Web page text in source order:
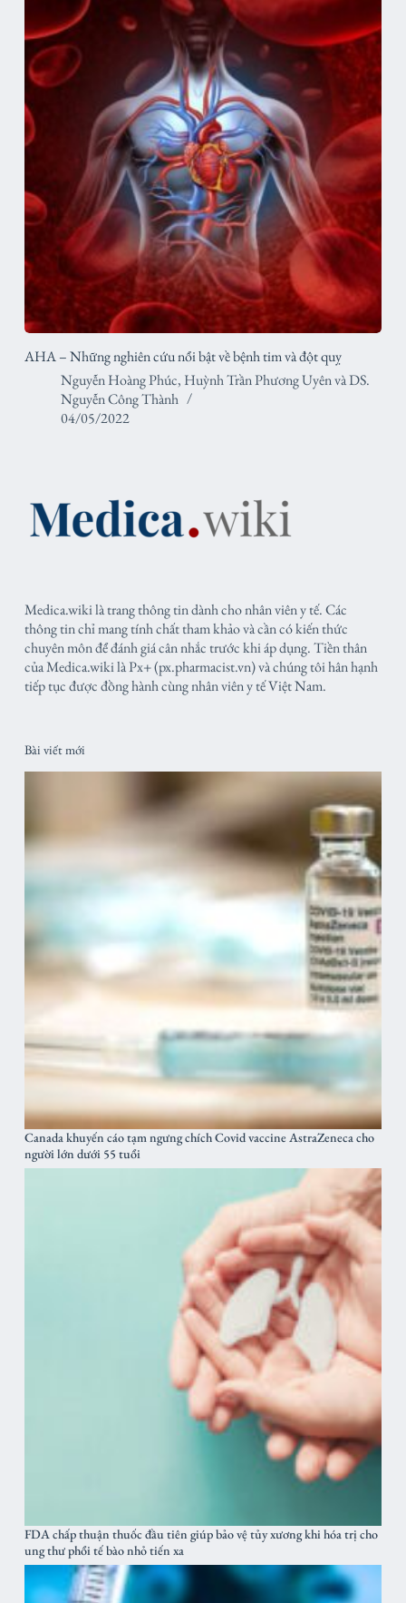
AHA – Những nghiên cứu nổi bật về bệnh tim và đột quỵ
Nguyễn Hoàng Phúc, Huỳnh Trần Phương UyênvàDS.
Nguyễn Công Thành
04/05/2022
Medica.wiki là trang thông tin dành cho nhân viên y tế. Các
thông tin chỉ mang tính chất tham khảo và cần có kiến thức
chuyên môn để đánh giá cân nhắc trước khi áp dụng. Tiền thân
của Medica.wiki là Px+ (px.pharmacist.vn) và chúng tôi hân hạnh
tiếp tục được đồng hành cùng nhân viên y tế Việt Nam.
Bài viết mới
Canada khuyến cáo tạm ngưng chích Covid vaccine AstraZeneca cho
người lớn dưới 55 tuổi
FDA chấp thuận thuốc đầu tiên giúp bảo vệ tủy xương khi hóa trị cho
ung thư phổi tế bào nhỏ tiến xa